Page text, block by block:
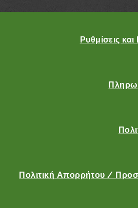
Ρυθμίσεις
Πολιτική Απορρήτου /